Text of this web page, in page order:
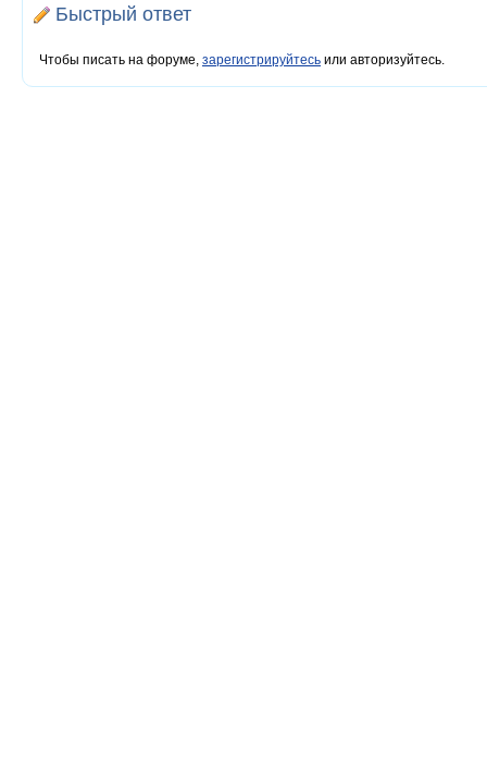
Быстрый ответ
Чтобы писать на форуме, зарегистрируйтесь или авторизуйтесь.